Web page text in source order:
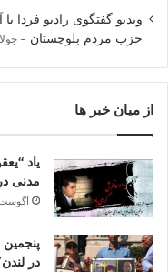
ویدیو گفتگوی رادیو فردا
حزب مردم بلوچستان
جولای
از میان خبر ها
یاد
مدنی
آگوست 3,
در